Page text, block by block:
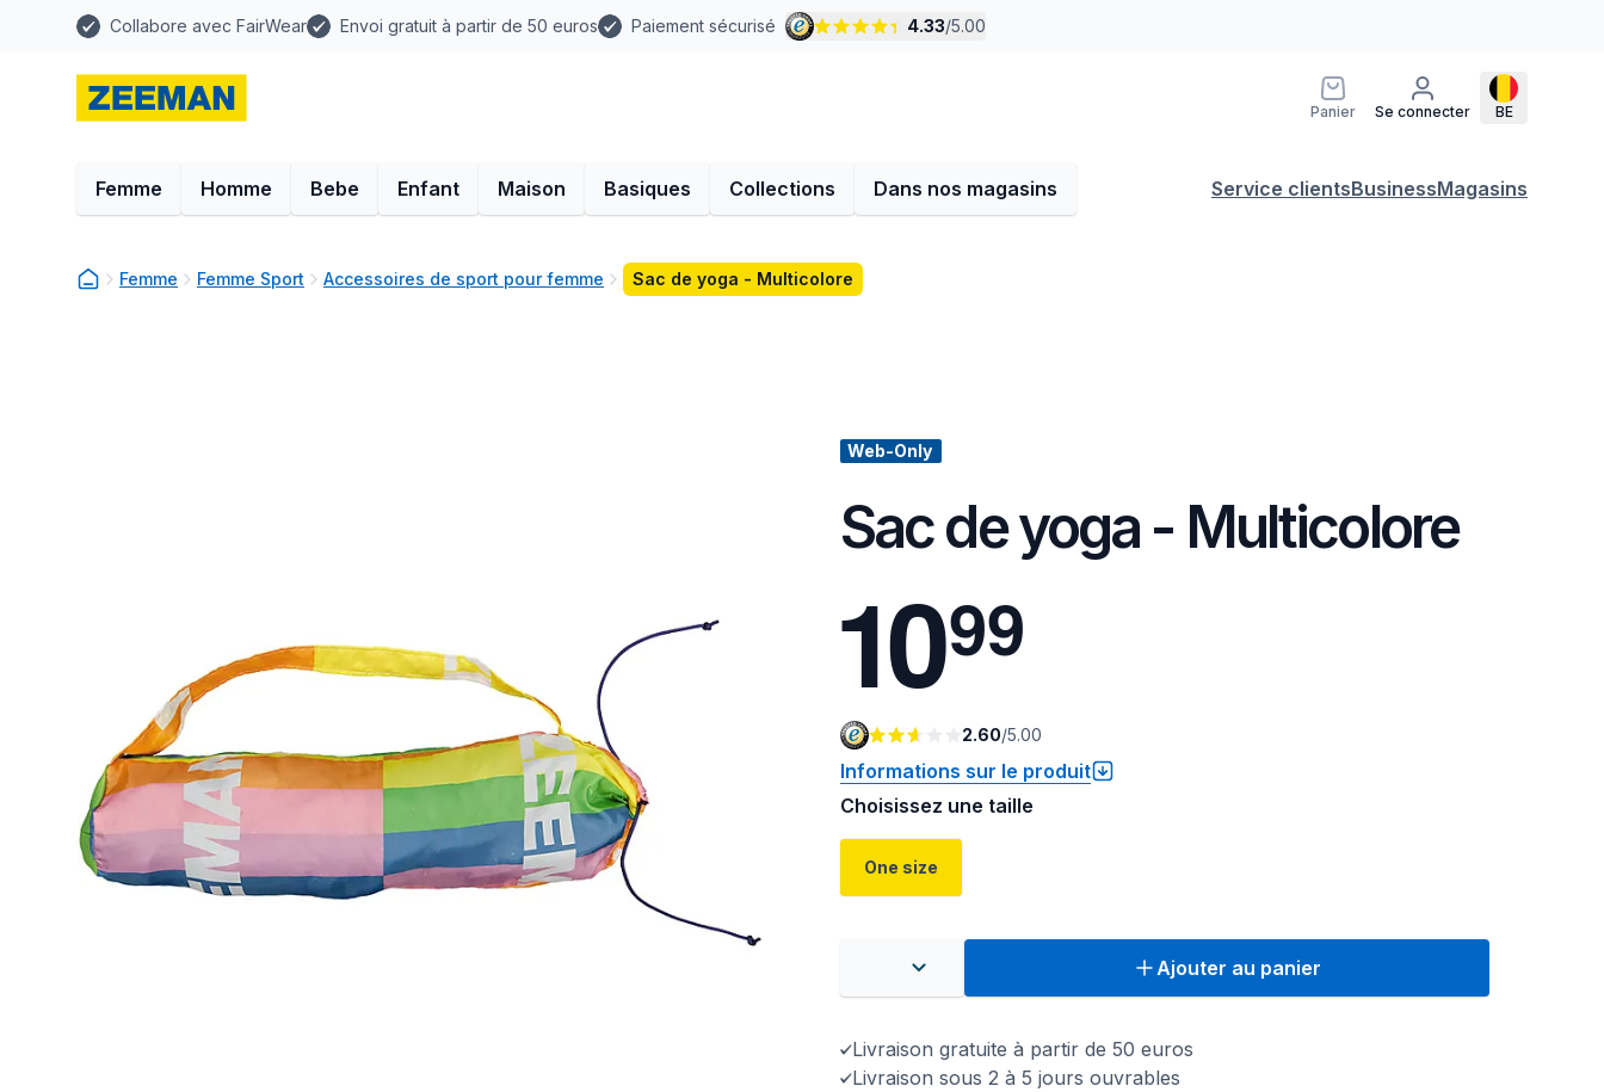
Collabore avec FairWear Envoi gratuit à partir de 50 euros Paiement sécurisé 4.33/5.00
Panier Se connecter BE
Femme Homme Bebe Enfant Maison Basiques Collections Dans nos magasins Service clientsBusinessMagasins
Femme Femme Sport Accessoires de sport pour femme Sac de yoga - Multicolore
Web-Only
Sac de yoga - Multicolore
1099
2.60/5.00
Informations sur le produit
Choisissez une taille
One size
Ajouter au panier
Livraison gratuite à partir de 50 euros
Livraison sous 2 à 5 jours ouvrables